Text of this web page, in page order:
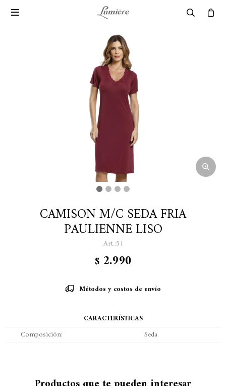

CAMISON M/C SEDA FRIA
PAULIENNE LISO
51
$ 2.990
Métodos y costos de envío
CARACTERÍSTICAS
Composición Seda